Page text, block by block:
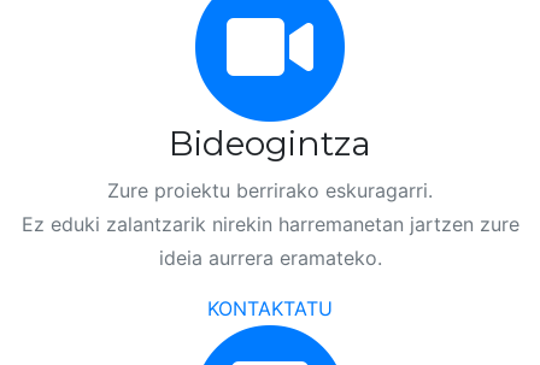
Bideogintza
Zure proiektu berrirako eskuragarri.
Ez eduki zalantzarik nirekin harremanetan jartzen zure
ideia aurrera eramateko.
KONTAKTATU